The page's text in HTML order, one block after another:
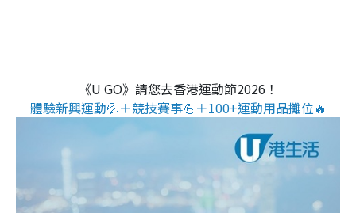
《U GO》請您去香港運動節2026！
體驗新興運動💦＋競技賽事💪＋100+運動用品攤位🔥